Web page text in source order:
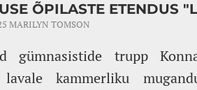
ÕPILASTE ETENDUS
MARILYN TOMSON
gümnasistide trupp
kammerliku